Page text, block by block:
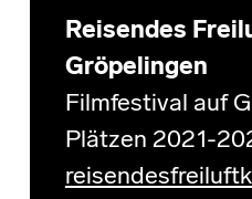
Reisendes
Gröpelingen
Filmfestival auf
Plätzen 2021-